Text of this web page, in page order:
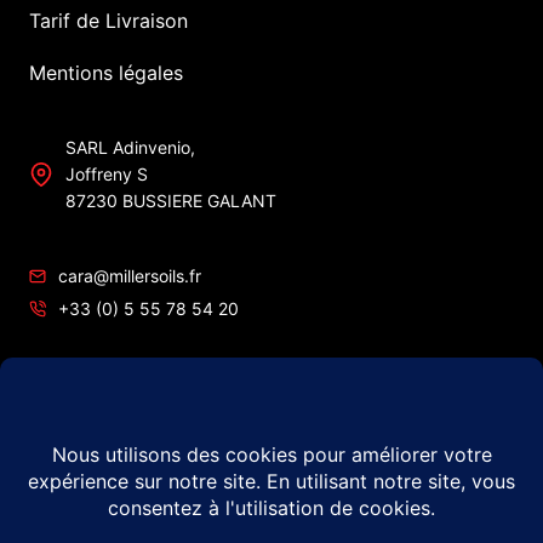
Tarif de Livraison
Mentions légales
SARL Adinvenio,
Joffreny S
87230 BUSSIERE GALANT
cara@millersoils.fr
+33 (0) 5 55 78 54 20